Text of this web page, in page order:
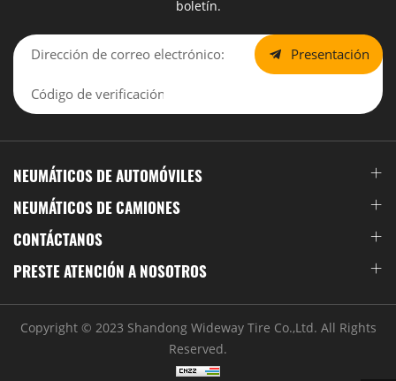
boletín.
Presentación
NEUMÁTICOS DE AUTOMÓVILES
NEUMÁTICOS DE CAMIONES
CONTÁCTANOS
PRESTE ATENCIÓN A NOSOTROS
Copyright © 2023 Shandong Wideway Tire Co.,Ltd. All Rights
Reserved.